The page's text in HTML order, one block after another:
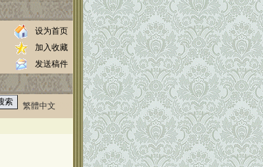
设为首页
加入收藏
发送稿件
繁體中文